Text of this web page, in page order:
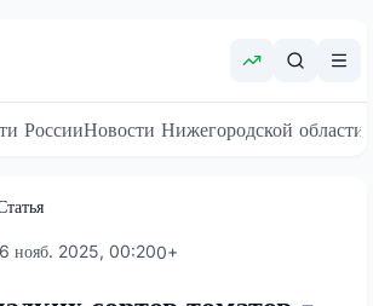
РоссииНовости Нижегородской области
нояб. 2025, 00:200+